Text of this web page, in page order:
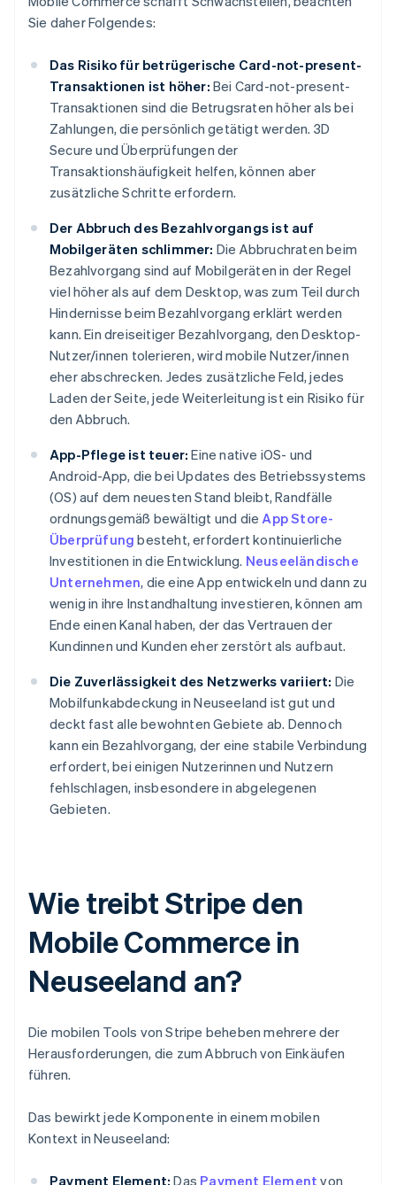
Sie daher Folgendes:
Das Risiko für betrügerische Card-not-present-
Transaktionen ist höher: Bei Card-not-present-
Transaktionen sind die Betrugsraten höher als bei
Zahlungen, die persönlich getätigt werden. 3D
Secure und Überprüfungen der
Transaktionshäufigkeit helfen, können aber
zusätzliche Schritte erfordern.
Der Abbruch des Bezahlvorgangs ist auf
Mobilgeräten schlimmer: Die Abbruchraten beim
Bezahlvorgang sind auf Mobilgeräten in der Regel
viel höher als auf dem Desktop, was zum Teil durch
Hindernisse beim Bezahlvorgang erklärt werden
kann. Ein dreiseitiger Bezahlvorgang, den Desktop-
Nutzer/innen tolerieren, wird mobile Nutzer/innen
eher abschrecken. Jedes zusätzliche Feld, jedes
Laden der Seite, jede Weiterleitung ist ein Risiko für
den Abbruch.
App-Pflege ist teuer: Eine native iOS- und
Android-App, die bei Updates des Betriebssystems
(OS) auf dem neuesten Stand bleibt, Randfälle
ordnungsgemäß bewältigt und dieApp Store-
Überprüfung besteht, erfordert kontinuierliche
Investitionen in die Entwicklung. Neuseeländische
Unternehmen, die eine App entwickeln und dann zu
wenig in ihre Instandhaltung investieren, können am
Ende einen Kanal haben, der das Vertrauen der
Kundinnen und Kunden eher zerstört als aufbaut.
Die Zuverlässigkeit des Netzwerks variiert: Die
Mobilfunkabdeckung in Neuseeland ist gut und
deckt fast alle bewohnten Gebiete ab. Dennoch
kann ein Bezahlvorgang, der eine stabile Verbindung
erfordert, bei einigen Nutzerinnen und Nutzern
fehlschlagen, insbesondere in abgelegenen
Gebieten.
Wie treibt Stripe den
Mobile Commerce in
Neuseeland an?
Die mobilen Tools von Stripe beheben mehrere der
Herausforderungen, die zum Abbruch von Einkäufen
führen.
Das bewirkt jede Komponente in einem mobilen
Kontext in Neuseeland:
Payment Element: Das Payment Element von